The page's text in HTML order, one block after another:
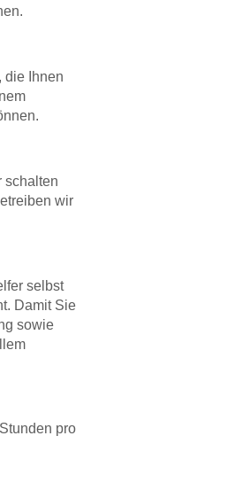
die Ihnen
schalten
wir
selbst
Damit Sie
sowie
pro